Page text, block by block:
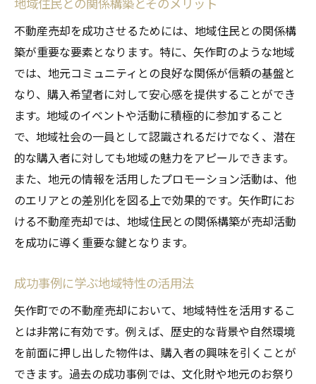
不動産売却を成功させるためには、地域住民との関係構
築が重要な要素となります。特に、矢作町のような地域
では、地元コミュニティとの良好な関係が信頼の基盤と
なり、購入希望者に対して安心感を提供することができ
ます。地域のイベントや活動に積極的に参加すること
で、地域社会の一員として認識されるだけでなく、潜在
的な購入者に対しても地域の魅力をアピールできます。
また、地元の情報を活用したプロモーション活動は、他
のエリアとの差別化を図る上で効果的です。矢作町にお
ける不動産売却では、地域住民との関係構築が売却活動
を成功に導く重要な鍵となります。
成功事例に学ぶ地域特性の活用法
矢作町での不動産売却において、地域特性を活用するこ
とは非常に有効です。例えば、歴史的な背景や自然環境
を前面に押し出した物件は、購入者の興味を引くことが
できます。過去の成功事例では、文化財や地元のお祭り